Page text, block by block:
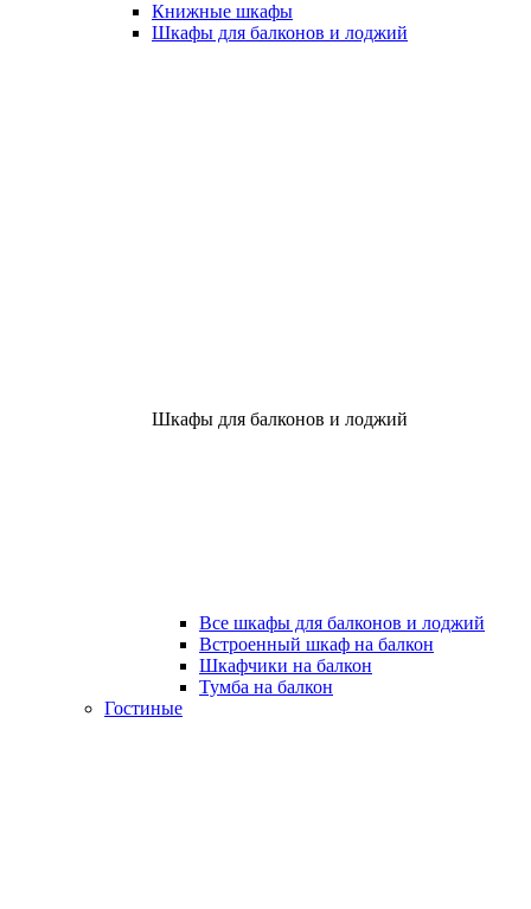
Книжные шкафы
Шкафы для балконов и лоджий
Шкафы для балконов и лоджий
Все шкафы для балконов и лоджий
Встроенный шкаф на балкон
Шкафчики на балкон
Тумба на балкон
Гостиные